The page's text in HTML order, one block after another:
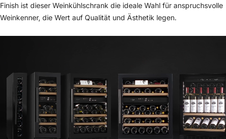
Finish ist dieser Weinkühlschrank die ideale Wahl für anspruchsvolle
Weinkenner, die Wert auf Qualität und Ästhetik legen.